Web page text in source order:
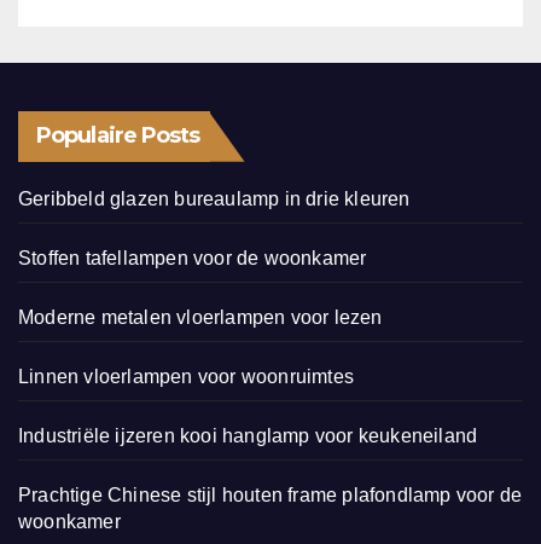
Populaire Posts
Geribbeld glazen bureaulamp in drie kleuren
Stoffen tafellampen voor de woonkamer
Moderne metalen vloerlampen voor lezen
Linnen vloerlampen voor woonruimtes
Industriële ijzeren kooi hanglamp voor keukeneiland
Prachtige Chinese stijl houten frame plafondlamp voor de
woonkamer